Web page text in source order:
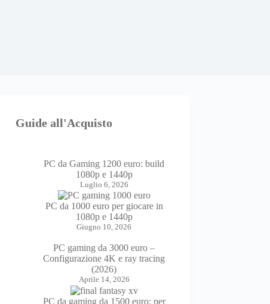
Guide all'Acquisto
PC da Gaming 1200 euro: build
1080p e 1440p
Luglio 6, 2026
PC da 1000 euro per giocare in
1080p e 1440p
Giugno 10, 2026
PC gaming da 3000 euro –
Configurazione 4K e ray tracing
(2026)
Aprile 14, 2026
PC da gaming da 1500 euro: per